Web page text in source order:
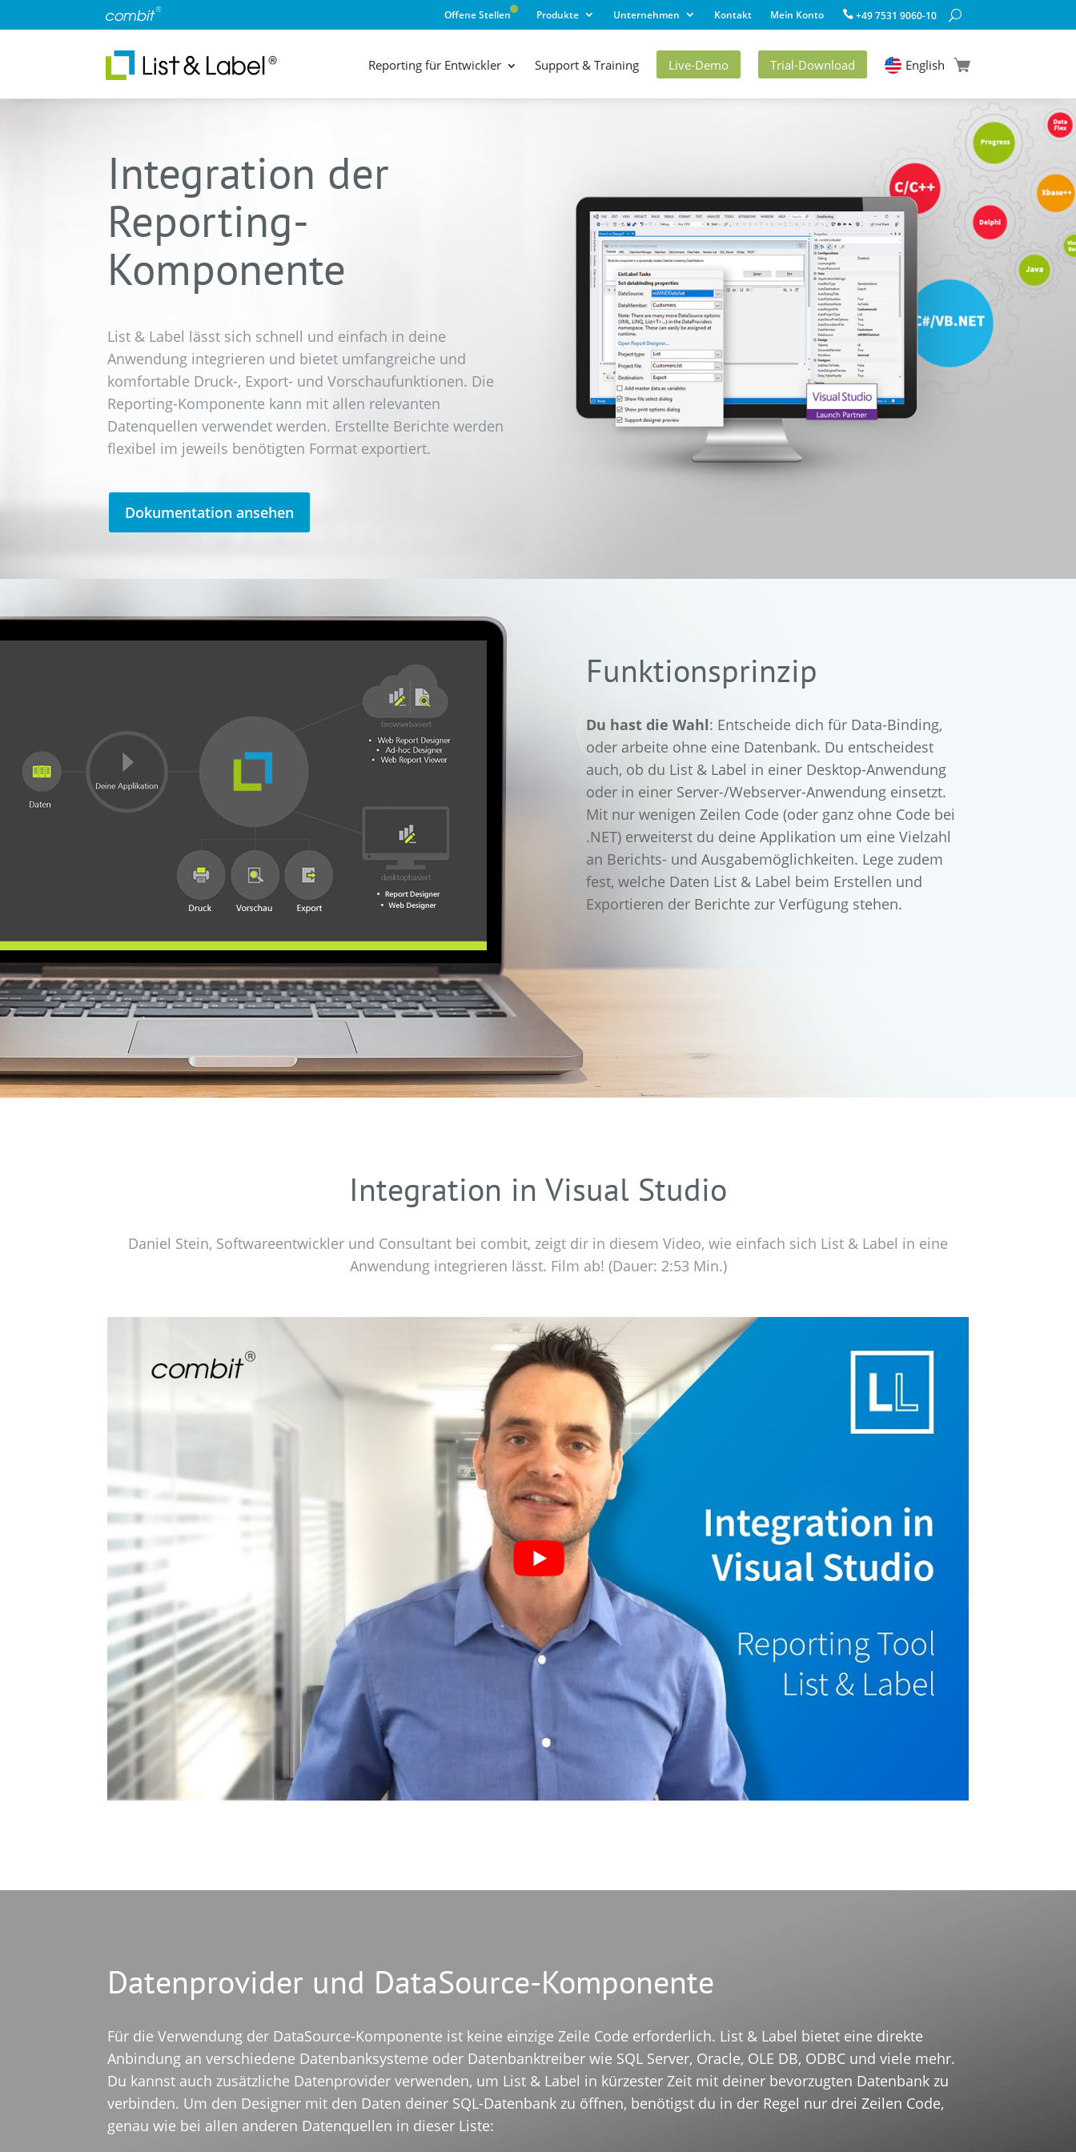
Offene Stellen Produkte Unternehmen Kontakt Mein Konto +49 7531 9060-10
Reporting für Entwickler Support & Training Live-Demo Trial-Download English
Integration der
Reporting-
Komponente
List & Label lässt sich schnell und einfach in deine
Anwendung integrieren und bietet umfangreiche und
komfortable Druck-, Export- und Vorschaufunktionen. Die
Reporting-Komponente kann mit allen relevanten
Datenquellen verwendet werden. Erstellte Berichte werden
flexibel im jeweils benötigten Format exportiert.
Dokumentation ansehen
Funktionsprinzip
Du hast die Wahl: Entscheide dich für Data-Binding,
oder arbeite ohne eine Datenbank. Du entscheidest
auch, ob du List & Label in einer Desktop-Anwendung
oder in einer Server-/Webserver-Anwendung einsetzt.
Mit nur wenigen Zeilen Code (oder ganz ohne Code bei
.NET) erweiterst du deine Applikation um eine Vielzahl
an Berichts- und Ausgabemöglichkeiten. Lege zudem
fest, welche Daten List & Label beim Erstellen und
Exportieren der Berichte zur Verfügung stehen.
Integration in Visual Studio
Daniel Stein, Softwareentwickler und Consultant bei combit, zeigt dir in diesem Video, wie einfach sich List & Label in eine
Anwendung integrieren lässt. Film ab! (Dauer: 2:53 Min.)
Datenprovider und DataSource-Komponente
Für die Verwendung der DataSource-Komponente ist keine einzige Zeile Code erforderlich. List & Label bietet eine direkte
Anbindung an verschiedene Datenbanksysteme oder Datenbanktreiber wie SQL Server, Oracle, OLE DB, ODBC und viele mehr.
Du kannst auch zusätzliche Datenprovider verwenden, um List & Label in kürzester Zeit mit deiner bevorzugten Datenbank zu
verbinden. Um den Designer mit den Daten deiner SQL-Datenbank zu öffnen, benötigst du in der Regel nur drei Zeilen Code,
genau wie bei allen anderen Datenquellen in dieser Liste: